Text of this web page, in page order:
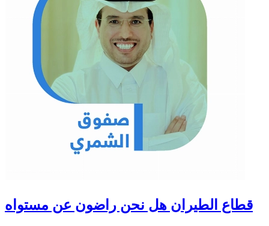
قطاع الطيران هل نحن راضون عن مستواه